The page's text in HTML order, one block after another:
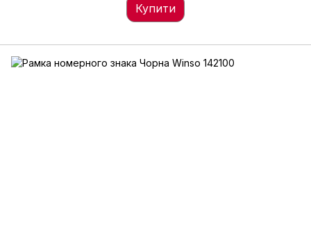
Купити